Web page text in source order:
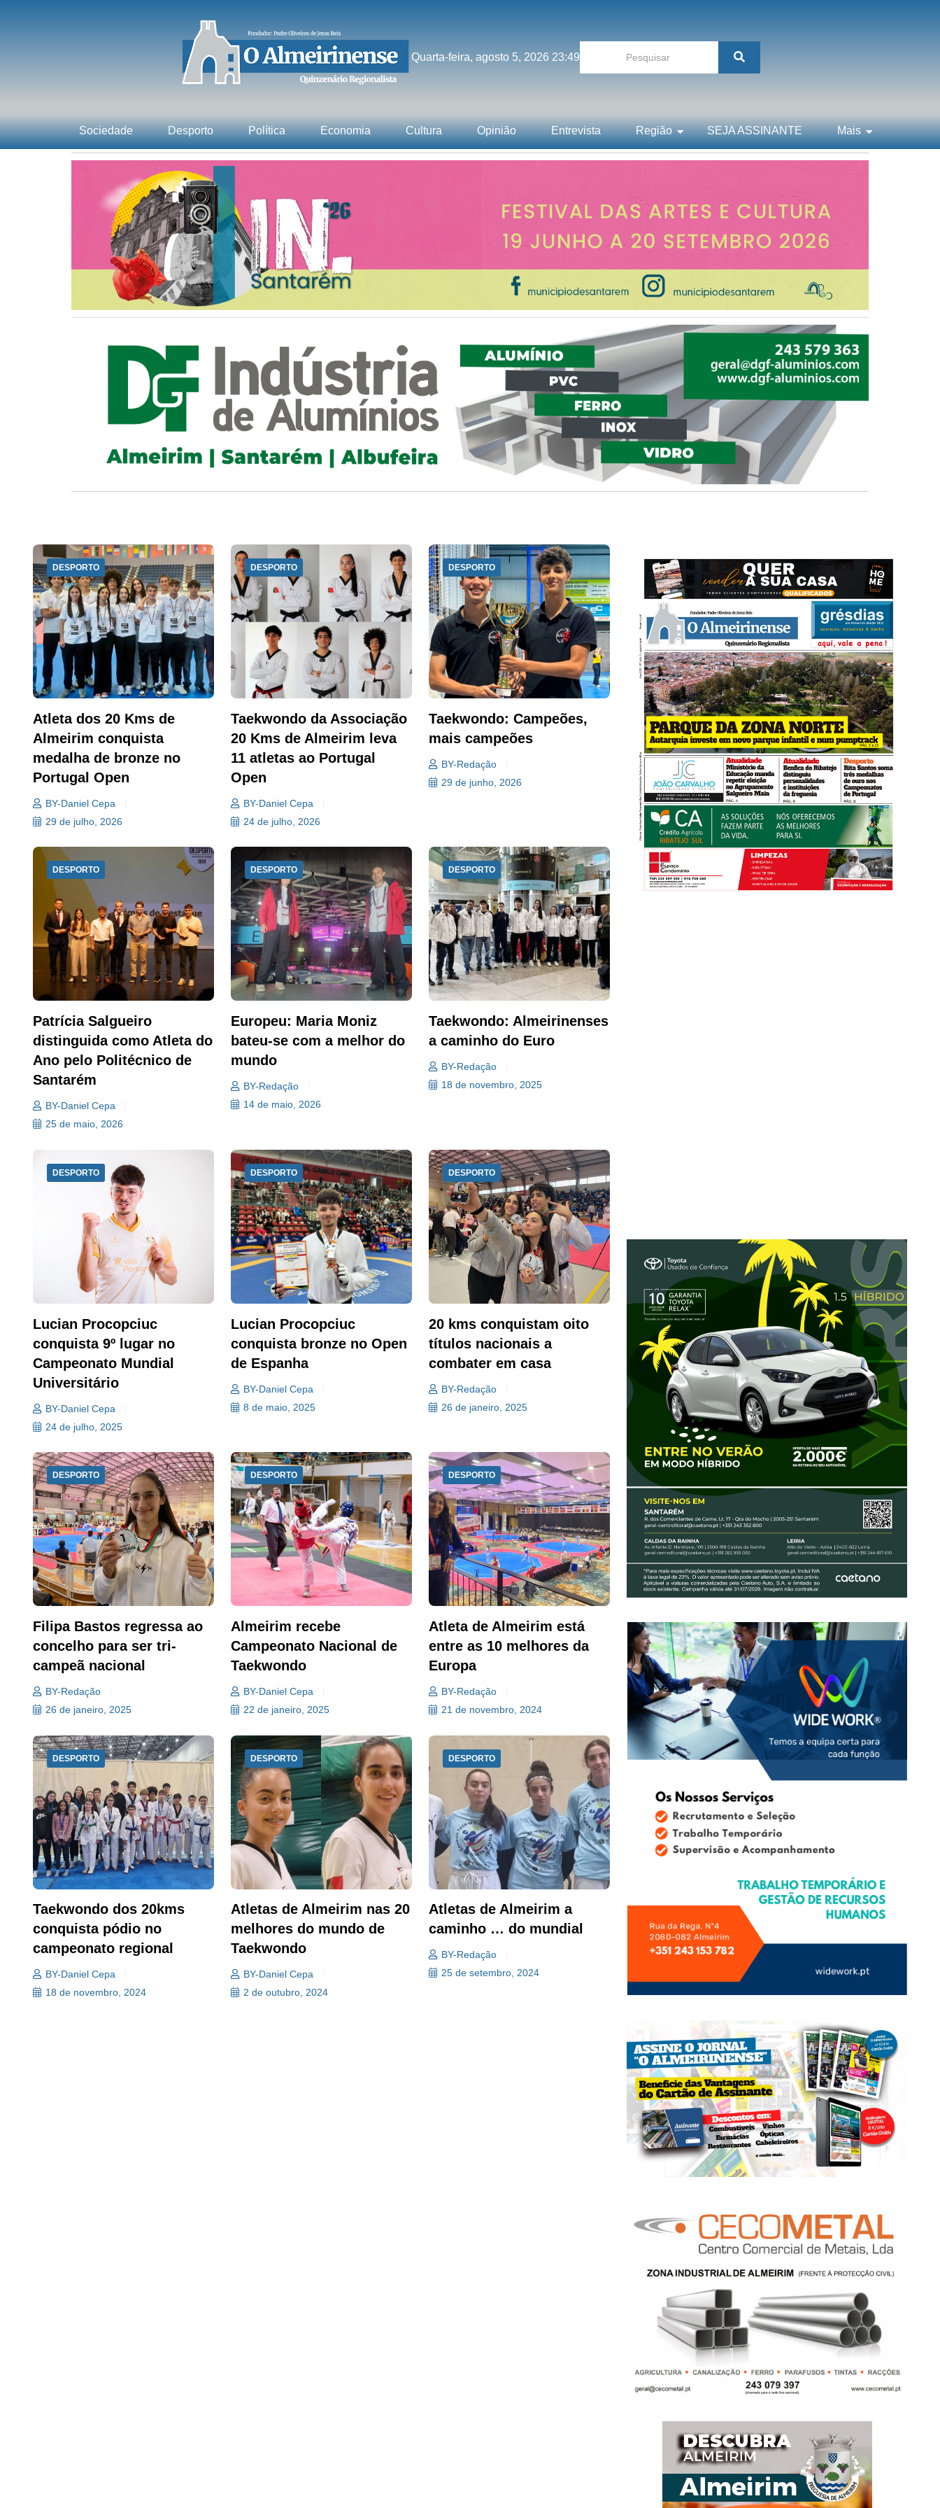
Quarta-feira, agosto 5, 2026 23:49
Sociedade Desporto Política Economia Cultura Opinião Entrevista Região SEJA ASSINANTE Mais
DESPORTO
Atleta dos 20 Kms de
Almeirim conquista
medalha de bronze no
Portugal Open
BY-Daniel Cepa
29 de julho, 2026
DESPORTO
Taekwondo da Associação
20 Kms de Almeirim leva
11 atletas ao Portugal
Open
BY-Daniel Cepa
24 de julho, 2026
DESPORTO
Taekwondo: Campeões,
mais campeões
BY-Redação
29 de junho, 2026
DESPORTO
Patrícia Salgueiro
distinguida como Atleta do
Ano pelo Politécnico de
Santarém
BY-Daniel Cepa
25 de maio, 2026
DESPORTO
Europeu: Maria Moniz
bateu-se com a melhor do
mundo
BY-Redação
14 de maio, 2026
DESPORTO
Taekwondo: Almeirinenses
a caminho do Euro
BY-Redação
18 de novembro, 2025
DESPORTO
Lucian Procopciuc
conquista 9º lugar no
Campeonato Mundial
Universitário
BY-Daniel Cepa
24 de julho, 2025
DESPORTO
Lucian Procopciuc
conquista bronze no Open
de Espanha
BY-Daniel Cepa
8 de maio, 2025
DESPORTO
20 kms conquistam oito
títulos nacionais a
combater em casa
BY-Redação
26 de janeiro, 2025
DESPORTO
Filipa Bastos regressa ao
concelho para ser tri-
campeã nacional
BY-Redação
26 de janeiro, 2025
DESPORTO
Almeirim recebe
Campeonato Nacional de
Taekwondo
BY-Daniel Cepa
22 de janeiro, 2025
DESPORTO
Atleta de Almeirim está
entre as 10 melhores da
Europa
BY-Redação
21 de novembro, 2024
DESPORTO
Taekwondo dos 20kms
conquista pódio no
campeonato regional
BY-Daniel Cepa
18 de novembro, 2024
DESPORTO
Atletas de Almeirim nas 20
melhores do mundo de
Taekwondo
BY-Daniel Cepa
2 de outubro, 2024
DESPORTO
Atletas de Almeirim a
caminho … do mundial
BY-Redação
25 de setembro, 2024